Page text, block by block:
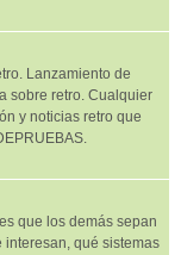
Lanzamiento de
sobre retro. Cualquier
y noticias retro que
que los demás sepan
interesan, qué sistemas